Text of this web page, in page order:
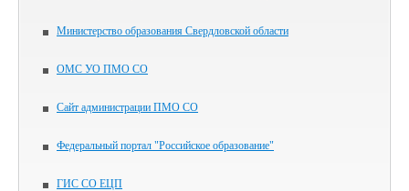
Министерство образования Свердловской области
ОМС УО ПМО СО
Сайт администрации ПМО СО
Федеральный портал "Российское образование"
ГИС СО ЕЦП